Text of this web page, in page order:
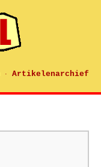
· Artikelenarchief